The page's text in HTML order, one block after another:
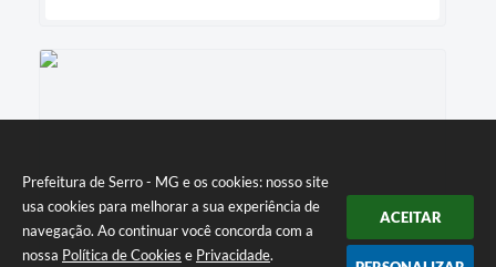
Prefeitura de Serro - MG e os cookies: nosso site
usa cookies para melhorar a sua experiência de
navegação. Ao continuar você concorda com a
nossa Política de Cookies e Privacidade.
ACEITAR